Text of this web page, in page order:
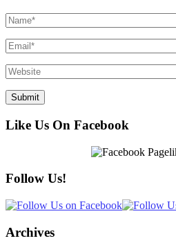
Like Us On Facebook
Follow Us!
Archives